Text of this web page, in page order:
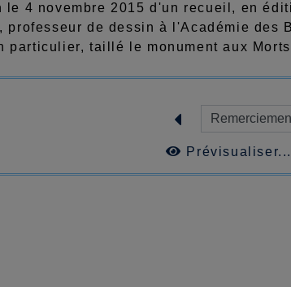
le 4 novembre 2015 d'un recueil, en
de dessin à l'Académie des
particulier, taillé le monument aux
Prévisualiser...